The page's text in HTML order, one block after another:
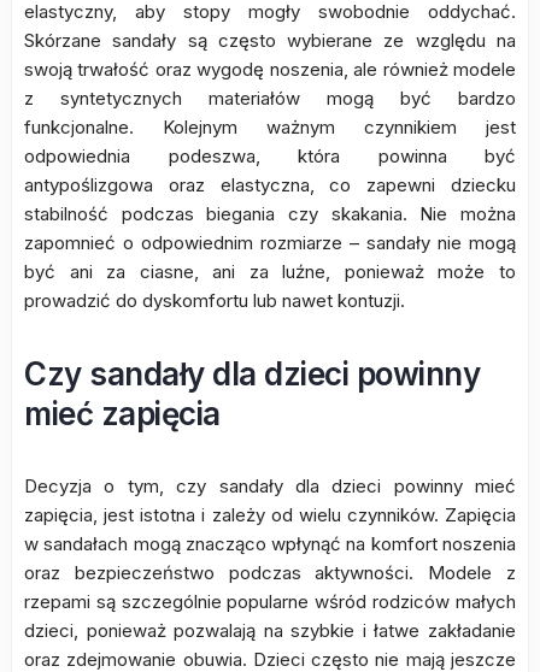
elastyczny, aby stopy mogły swobodnie oddychać.
Skórzane sandały są często wybierane ze względu na
swoją trwałość oraz wygodę noszenia, ale również modele
z syntetycznych materiałów mogą być bardzo
funkcjonalne. Kolejnym ważnym czynnikiem jest
odpowiednia podeszwa, która powinna być
antypoślizgowa oraz elastyczna, co zapewni dziecku
stabilność podczas biegania czy skakania. Nie można
zapomnieć o odpowiednim rozmiarze – sandały nie mogą
być ani za ciasne, ani za luźne, ponieważ może to
prowadzić do dyskomfortu lub nawet kontuzji.
Czy sandały dla dzieci powinny
mieć zapięcia
Decyzja o tym, czy sandały dla dzieci powinny mieć
zapięcia, jest istotna i zależy od wielu czynników. Zapięcia
w sandałach mogą znacząco wpłynąć na komfort noszenia
oraz bezpieczeństwo podczas aktywności. Modele z
rzepami są szczególnie popularne wśród rodziców małych
dzieci, ponieważ pozwalają na szybkie i łatwe zakładanie
oraz zdejmowanie obuwia. Dzieci często nie mają jeszcze